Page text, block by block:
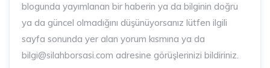
blogunda yayımlanan bir haberin ya da bilginin doğru
ya da güncel olmadığını düşünüyorsanız lütfen ilgili
sayfa sonunda yer alan yorum kısmına ya da
bilgi@silahborsasi.com adresine görüşlerinizi bildiriniz.